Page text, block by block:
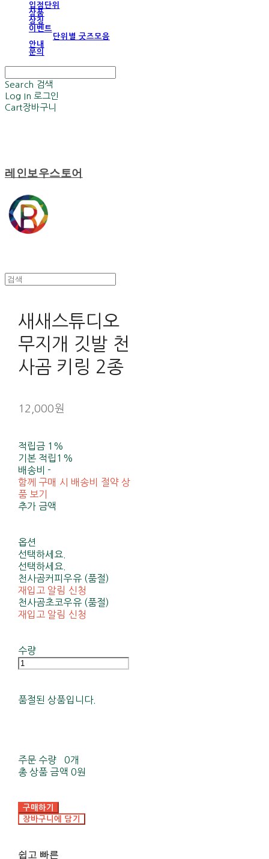
입점단위
상품
상징
이벤트
단위별 굿즈모음
안내
문의
Search 검색
Log In 로그인
Cart장바구니
레인보우스토어
새새스튜디오
무지개 깃발 천
사곰 키링 2종
12,000원
적립금 1%
기본 적립 1%
배송비-
함께 구매 시 배송비 절약 상
품 보기
추가 금액
옵션
선택하세요.
선택하세요.
천사곰커피우유 (품절)
재입고 알림 신청
천사곰초코우유 (품절)
재입고 알림 신청
수량
품절된 상품입니다.
주문 수량
0개
총 상품 금액 0원
구매하기
장바구니에 담기
쉽고 빠른